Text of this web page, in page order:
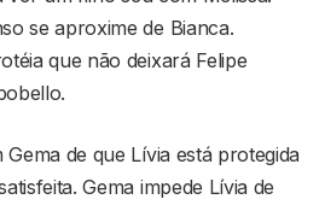
se aproxime de Bianca.
que não deixará Felipe
de que Lívia está protegida
Gema impede Lívia de